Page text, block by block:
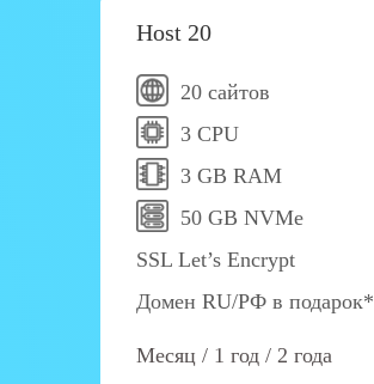
Host 20
20 сайтов
3 CPU
3 GB RAM
50 GB NVMe
SSL Let’s Encrypt
Домен RU/РФ в подарок*
Месяц / 1 год / 2 года